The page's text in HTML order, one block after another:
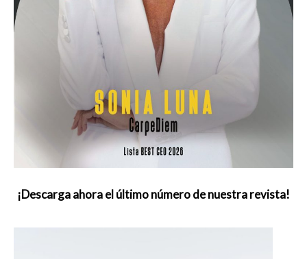
¡Descarga ahora el último número de nuestra revista!